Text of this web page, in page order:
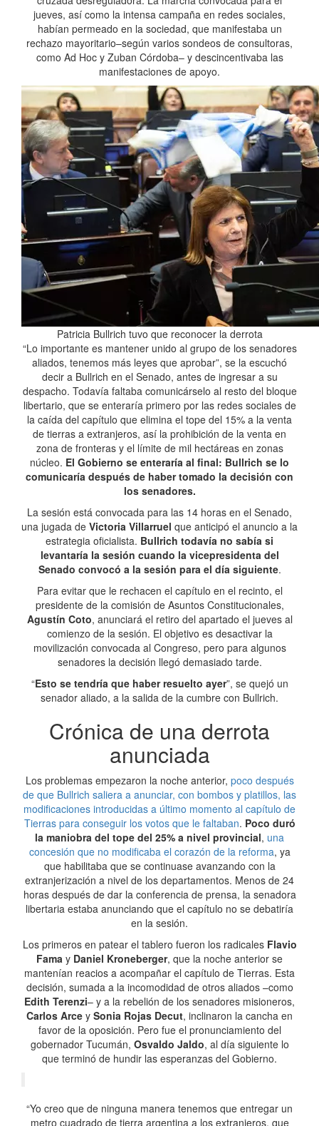
jueves, así como la intensa campaña en redes sociales,
habían permeado en la sociedad, que manifestaba un
rechazo mayoritario–según varios sondeos de consultoras,
como Ad Hoc y Zuban Córdoba– y descincentivaba las
manifestaciones de apoyo.
Patricia Bullrich tuvo que reconocer la derrota
“Lo importante es mantener unido al grupo de los senadores
aliados, tenemos más leyes que aprobar”, se la escuchó
decir a Bullrich en el Senado, antes de ingresar a su
despacho. Todavía faltaba comunicárselo al resto del bloque
libertario, que se enteraría primero por las redes sociales de
la caída del capítulo que elimina el tope del 15% a la venta
de tierras a extranjeros, así la prohibición de la venta en
zona de fronteras y el límite de mil hectáreas en zonas
núcleo. El Gobierno se enteraría al final: Bullrich se lo
comunicaría después de haber tomado la decisión con
los senadores.
La sesión está convocada para las 14 horas en el Senado,
una jugada de Victoria Villarruel que anticipó el anuncio a la
estrategia oficialista. Bullrich todavía no sabía si
levantaría la sesión cuando la vicepresidenta del
Senado convocó a la sesión para el día siguiente.
Para evitar que le rechacen el capítulo en el recinto, el
presidente de la comisión de Asuntos Constitucionales,
Agustín Coto, anunciará el retiro del apartado el jueves al
comienzo de la sesión. El objetivo es desactivar la
movilización convocada al Congreso, pero para algunos
senadores la decisión llegó demasiado tarde.
“Esto se tendría que haber resuelto ayer”, se quejó un
senador aliado, a la salida de la cumbre con Bullrich.
Crónica de una derrota
anunciada
Los problemas empezaron la noche anterior, poco después
de que Bullrich saliera a anunciar, con bombos y platillos, las
modificaciones introducidas a último momento al capítulo de
Tierras para conseguir los votos que le faltaban. Poco duró
la maniobra del tope del 25% a nivel provincial, una
concesión que no modificaba el corazón de la reforma, ya
que habilitaba que se continuase avanzando con la
extranjerización a nivel de los departamentos. Menos de 24
horas después de dar la conferencia de prensa, la senadora
libertaria estaba anunciando que el capítulo no se debatiría
en la sesión.
Los primeros en patear el tablero fueron los radicales Flavio
Fama y Daniel Kroneberger, que la noche anterior se
mantenían reacios a acompañar el capítulo de Tierras. Esta
decisión, sumada a la incomodidad de otros aliados –como
Edith Terenzi– y a la rebelión de los senadores misioneros,
Carlos Arce y Sonia Rojas Decut, inclinaron la cancha en
favor de la oposición. Pero fue el pronunciamiento del
gobernador Tucumán, Osvaldo Jaldo, al día siguiente lo
que terminó de hundir las esperanzas del Gobierno.
“Yo creo que de ninguna manera tenemos que entregar un
metro cuadrado de tierra argentina a los extranjeros, que